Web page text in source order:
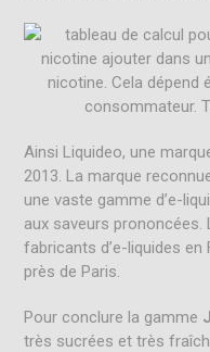
Ainsi Liquideo, une
2013 La marque
une vaste gamme d’e-
aux saveurs prononcées
fabricants d’e-liquides
près de Paris
Pour conclure la gamme
très sucrées et très